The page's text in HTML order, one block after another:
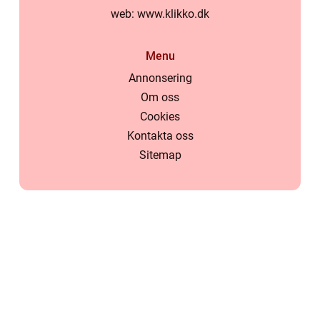
web: www.klikko.dk
Menu
Annonsering
Om oss
Cookies
Kontakta oss
Sitemap